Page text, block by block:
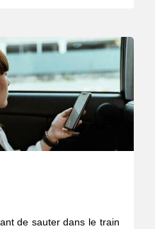
de sauter dans le train